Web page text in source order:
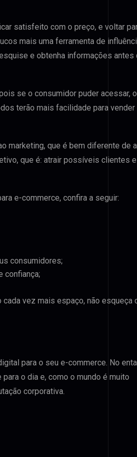
satisfeito com o preço, e voltar
mais uma ferramenta de
e obtenha informações antes
se o consumidor puder acessar,
terão mais facilidade para vender
marketing, que é bem diferente de
que é: atrair possíveis clientes e
e-commerce, confira a seguir:
consumidores;
confiança;
vez mais espaço, não esqueça
para o seu e-commerce. No
o dia e, como o mundo é muito
corporativa.